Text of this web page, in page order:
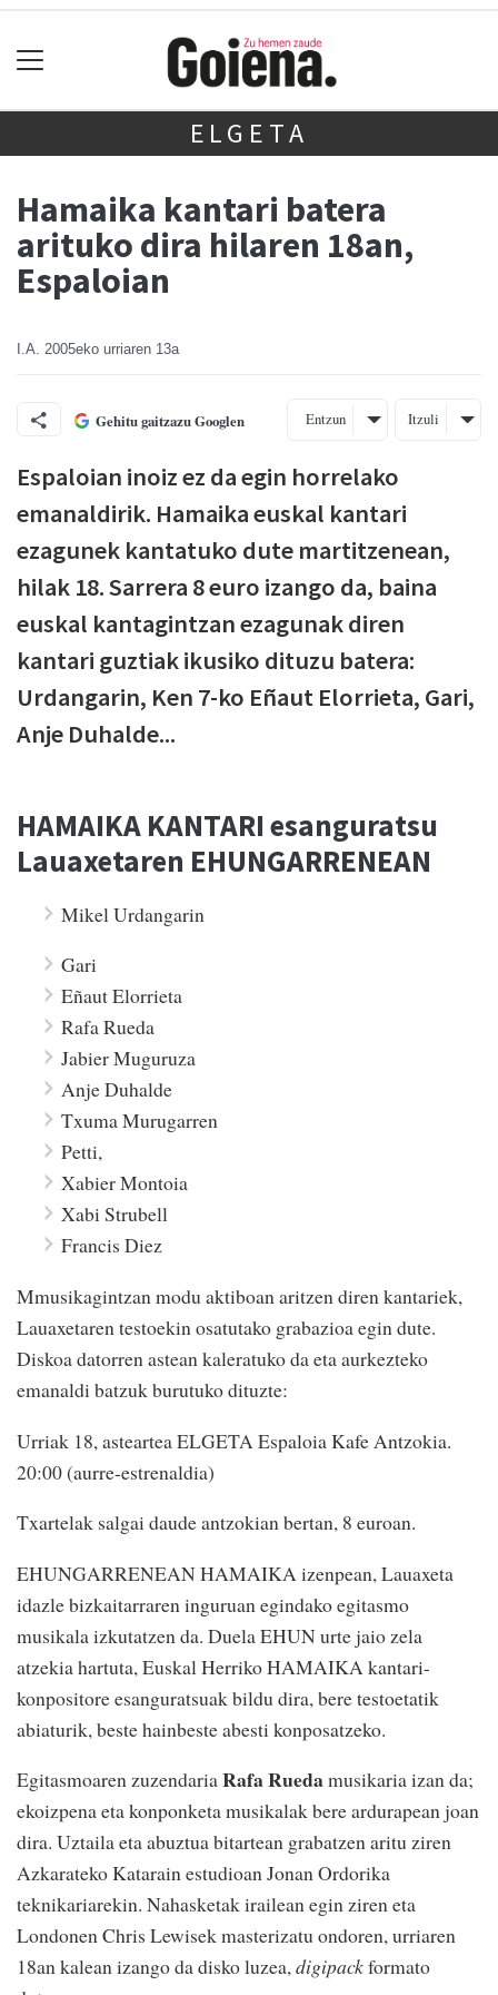
ELGETA
Hamaika kantari batera
arituko dira hilaren 18an,
Espaloian
I.A. 2005eko urriaren 13a
Gehitu gaitzazu Googlen Entzun Itzuli
Espaloian inoiz ez da egin horrelako
emanaldirik. Hamaika euskal kantari
ezagunek kantatuko dute martitzenean,
hilak 18. Sarrera 8 euro izango da, baina
euskal kantagintzan ezagunak diren
kantari guztiak ikusiko dituzu batera:
Urdangarin, Ken 7-ko Eñaut Elorrieta, Gari,
Anje Duhalde...
HAMAIKA KANTARI esanguratsu
Lauaxetaren EHUNGARRENEAN
Mikel Urdangarin
Gari
Eñaut Elorrieta
Rafa Rueda
Jabier Muguruza
Anje Duhalde
Txuma Murugarren
Petti,
Xabier Montoia
Xabi Strubell
Francis Diez
Mmusikagintzan modu aktiboan aritzen diren kantariek,
Lauaxetaren testoekin osatutako grabazioa egin dute.
Diskoa datorren astean kaleratuko da eta aurkezteko
emanaldi batzuk burutuko dituzte:
Urriak 18, asteartea ELGETA Espaloia Kafe Antzokia.
20:00 (aurre-estrenaldia)
Txartelak salgai daude antzokian bertan, 8 euroan.
EHUNGARRENEAN HAMAIKA izenpean, Lauaxeta
idazle bizkaitarraren inguruan egindako egitasmo
musikala izkutatzen da. Duela EHUN urte jaio zela
atzekia hartuta, Euskal Herriko HAMAIKA kantari-
konpositore esanguratsuak bildu dira, bere testoetatik
abiaturik, beste hainbeste abesti konposatzeko.
Egitasmoaren zuzendariaRafa Ruedamusikaria izan da;
ekoizpena eta konponketa musikalak bere ardurapean joan
dira. Uztaila eta abuztua bitartean grabatzen aritu ziren
Azkarateko Katarain estudioan Jonan Ordorika
teknikariarekin. Nahasketak irailean egin ziren eta
Londonen Chris Lewisek masterizatu ondoren, urriaren
18an kalean izango da disko luzea,digipackformato